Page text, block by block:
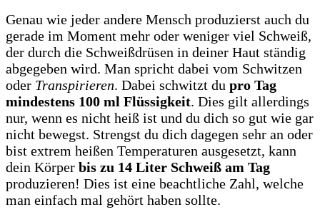
Genau wie jeder andere Mensch produzierst auch du
gerade im Moment mehr oder weniger viel Schweiß,
der durch die Schweißdrüsen in deiner Haut ständig
abgegeben wird. Man spricht dabei vom Schwitzen
oder Transpirieren. Dabei schwitzt du pro Tag
mindestens 100 ml Flüssigkeit. Dies gilt allerdings
nur, wenn es nicht heiß ist und du dich so gut wie gar
nicht bewegst. Strengst du dich dagegen sehr an oder
bist extrem heißen Temperaturen ausgesetzt, kann
dein Körper bis zu 14 Liter Schweiß am Tag
produzieren! Dies ist eine beachtliche Zahl, welche
man einfach mal gehört haben sollte.